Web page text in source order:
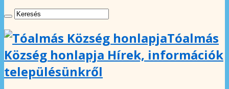
Tóalmás
Község honlapja Hírek, információk
településünkről